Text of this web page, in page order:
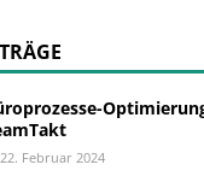
22. Februar 2024